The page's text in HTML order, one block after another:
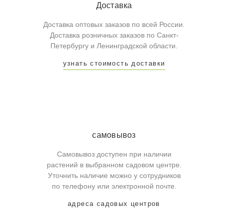
Доставка
Доставка оптовых заказов по всей России.
Доставка розничных заказов по Санкт-
Петербургу и Ленинградской области.
узнать стоимость доставки
самовывоз
Самовывоз доступен при наличии
растений в выбранном садовом центре.
Уточнить наличие можно у сотрудников
по телефону или электронной почте.
адреса садовых центров